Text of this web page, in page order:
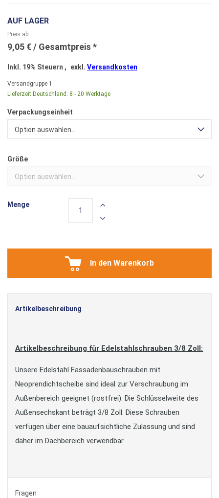
AUF LAGER
Preis ab
9,05 €
Inkl. 19% Steuern , exkl. Versandkosten
Versandgruppe 1
Lieferzeit Deutschland: 8 - 20 Werktage
Verpackungseinheit
Option auswählen...
Größe
Option auswählen...
Menge
In den Warenkorb
Artikelbeschreibung
Artikelbeschreibung für Edelstahlschrauben 3/8 Zoll:
Unsere Edelstahl Fassadenbauschrauben mit
Neoprendichtscheibe sind ideal zur Verschraubung im
Außenbereich geeignet (rostfrei). Die Schlüsselweite des
Außensechskant beträgt 3/8 Zoll. Diese Schrauben
verfügen über eine bauaufsichtliche Zulassung und sind
daher im Dachbereich verwendbar.
Fragen